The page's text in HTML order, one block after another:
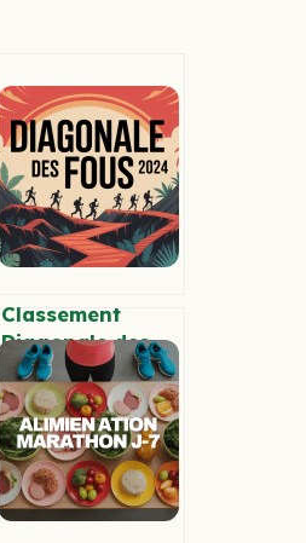
Classement
Diagonale des
Fous 2024 : tous
les résultats et
analyses
marquantes